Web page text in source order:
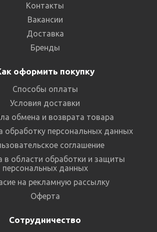
Контакты
Вакансии
Доставка
Бренды
оформить покупку
Способы оплаты
Условия доставки
обмена и возврата товара
обработку персональных данных
соглашение
в области обработки и защиты
персональных данных
на рекламную рассылку
Оферта
Сотрудничество